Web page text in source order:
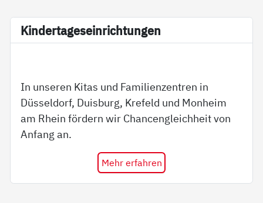
Kin­der­ta­ge­s­ein­rich­tun­gen
In unseren Kitas und Familienzentren in
Düsseldorf, Duisburg, Krefeld und Monheim
am Rhein fördern wir Chancengleichheit von
Anfang an.
Mehr erfahren